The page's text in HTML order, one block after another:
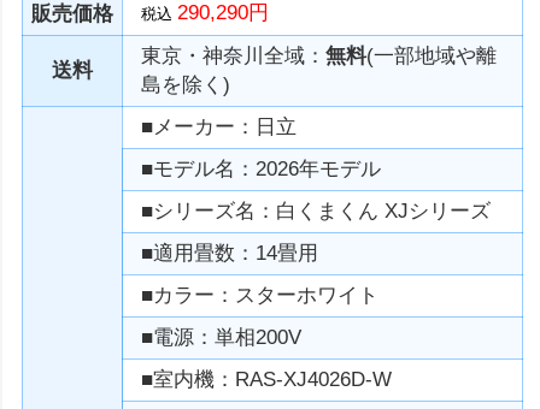
販売価格
税込290,290円
送料
東京・神奈川全域：無料(一部地域や離
島を除く)
■メーカー：日立
■モデル名：2026年モデル
■シリーズ名：白くまくん XJシリーズ
■適用畳数：14畳用
■カラー：スターホワイト
■電源：単相200V
■室内機：RAS-XJ4026D-W